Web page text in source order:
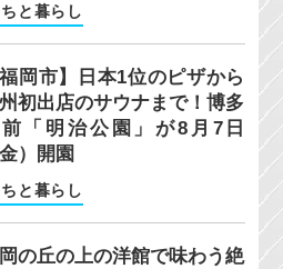
ちと暮らし
福岡市】日本1位のピザから
初出店のサウナまで！博多
「明治公園」が8月7日
金）開園
ちと暮らし
の丘の上の洋館で味わう絶